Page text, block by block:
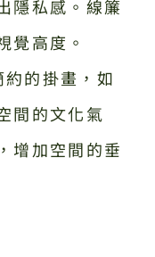
隱私感。線簾
覺高度。
的掛畫，如
間的文化氣
增加空間的垂